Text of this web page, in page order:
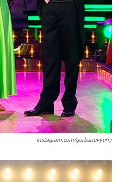
instagram.com/gorbunovyuriy